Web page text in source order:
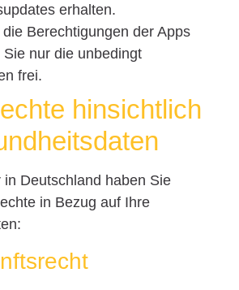
erhalten.
Berechtigungen der Apps
Sie nur die unbedingt
frei.
hinsichtlich
in Deutschland haben Sie
in Bezug auf Ihre